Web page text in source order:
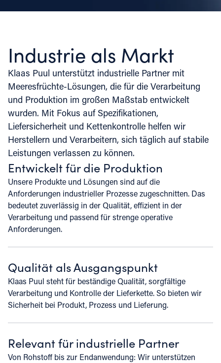
Industrie als Markt
Klaas Puul unterstützt industrielle Partner mit
Meeresfrüchte-Lösungen, die für die Verarbeitung
und Produktion im großen Maßstab entwickelt
wurden. Mit Fokus auf Spezifikationen,
Liefersicherheit und Kettenkontrolle helfen wir
Herstellern und Verarbeitern, sich täglich auf stabile
Leistungen verlassen zu können.
Entwickelt für die Produktion
Unsere Produkte und Lösungen sind auf die
Anforderungen industrieller Prozesse zugeschnitten. Das
bedeutet zuverlässig in der Qualität, effizient in der
Verarbeitung und passend für strenge operative
Anforderungen.
Qualität als Ausgangspunkt
Klaas Puul steht für beständige Qualität, sorgfältige
Verarbeitung und Kontrolle der Lieferkette. So bieten wir
Sicherheit bei Produkt, Prozess und Lieferung.
Relevant für industrielle Partner
Von Rohstoff bis zur Endanwendung: Wir unterstützen